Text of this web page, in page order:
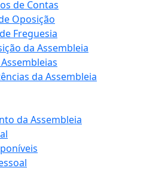
de Contas
Oposição
Freguesia
da Assembleia
da Assembleia
da Assembleia